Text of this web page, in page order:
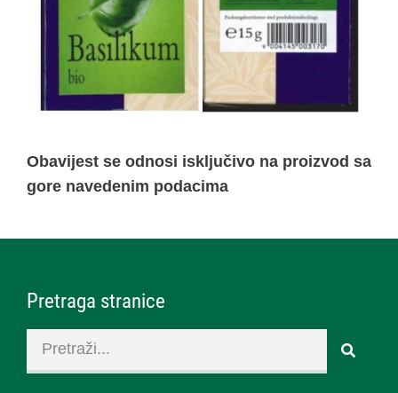
Obavijest se odnosi isključivo na proizvod sa
gore navedenim podacima
Pretraga stranice